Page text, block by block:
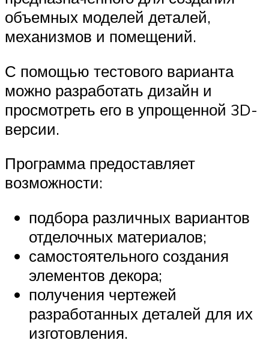
объемных моделей деталей,
механизмов и помещений.
С помощью тестового варианта
можно разработать дизайн и
просмотреть его в упрощенной 3D-
версии.
Программа предоставляет
возможности:
подбора различных вариантов
отделочных материалов;
самостоятельного создания
элементов декора;
получения чертежей
разработанных деталей для их
изготовления.